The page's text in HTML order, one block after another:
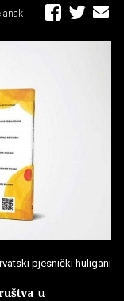
pjesnički huligani
u